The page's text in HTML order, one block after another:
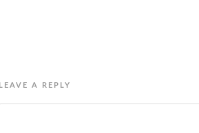
LEAVE A REPLY